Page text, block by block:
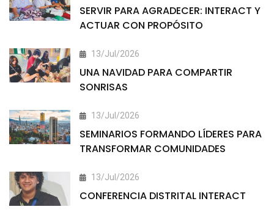
SERVIR PARA AGRADECER: INTERACT Y
ACTUAR CON PROPÓSITO
13/Jul/2026
UNA NAVIDAD PARA COMPARTIR
SONRISAS
13/Jul/2026
SEMINARIOS FORMANDO LÍDERES PARA
TRANSFORMAR COMUNIDADES
13/Jul/2026
CONFERENCIA DISTRITAL INTERACT